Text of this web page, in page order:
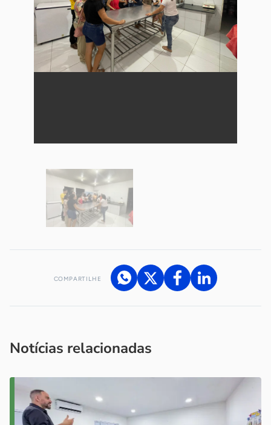
COMPARTILHE
Notícias relacionadas